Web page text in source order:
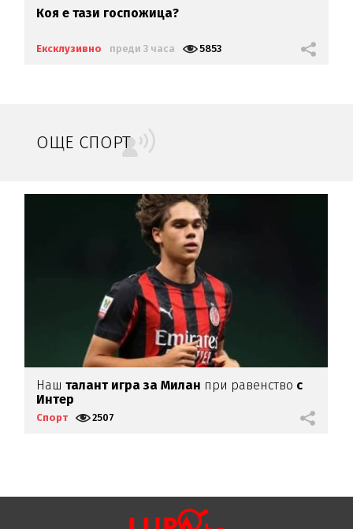
Коя е тази госпожица?
Ексклузивно преди 3 часа 5853
ОЩЕ СПОРТ
Нашталант игра за Милан при равенство с
Интер
Спорт 2507